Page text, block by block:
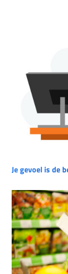
Je gevoel is de